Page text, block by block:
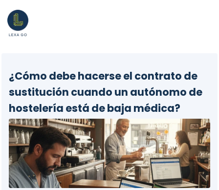
¿Cómo debe hacerse el contrato de
sustitución cuando un autónomo de
hostelería está de baja médica?